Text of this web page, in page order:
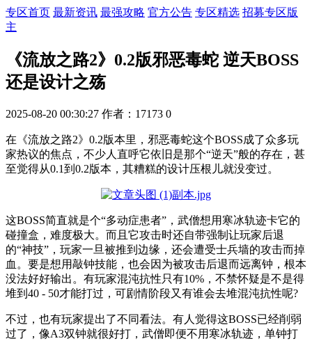
专区首页 最新资讯 最强攻略 官方公告 专区精选 招募专区版
主
《流放之路2》0.2版邪恶毒蛇 逆天BOSS
还是设计之殇
2025-08-20 00:30:27 作者：17173 0
在《流放之路2》0.2版本里，邪恶毒蛇这个BOSS成了众多玩
家热议的焦点，不少人直呼它依旧是那个“逆天”般的存在，甚
至觉得从0.1到0.2版本，其糟糕的设计压根儿就没变过。
这BOSS简直就是个“多动症患者”，武僧想用寒冰轨迹卡它的
碰撞盒，难度极大。而且它攻击时还自带强制让玩家后退
的“神技”，玩家一旦被推到边缘，还会遭受士兵墙的攻击而掉
血。要是想用敲钟技能，也会因为被攻击后退而远离钟，根本
没法好好输出。有玩家混沌抗性只有10%，不禁怀疑是不是得
堆到40 - 50才能打过，可剧情阶段又有谁会去堆混沌抗性呢?
不过，也有玩家提出了不同看法。有人觉得这BOSS已经削弱
过了，像A3双钟就很好打，武僧即便不用寒冰轨迹，单钟打